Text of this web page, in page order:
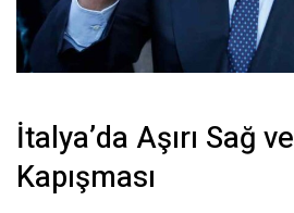
İtalya’da Aşırı Sağ
Kapışması